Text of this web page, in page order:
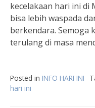
kecelakaan hari ini di
bisa lebih waspada
berkendara. Semoga
terulang di masa
Posted in INFO HARI INI
hari ini